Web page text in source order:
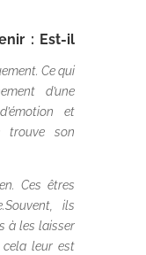
: Est-il
Ce qui
d’une
et
trouve son
Ces êtres
ils
à les laisser
cela leur est